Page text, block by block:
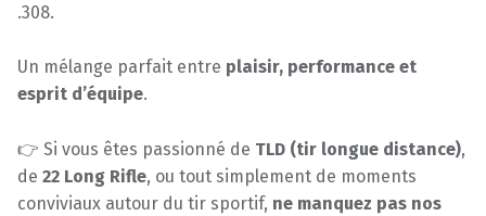
.308.
Un mélange parfait entre plaisir, performance et
esprit d’équipe.
👉 Si vous êtes passionné de TLD (tir longue distance),
de 22 Long Rifle, ou tout simplement de moments
conviviaux autour du tir sportif, ne manquez pas nos